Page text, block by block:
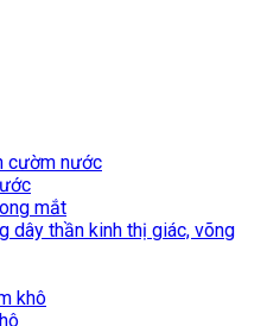
cườm nước
mắt
dây thần kinh thị giác, võng
khô